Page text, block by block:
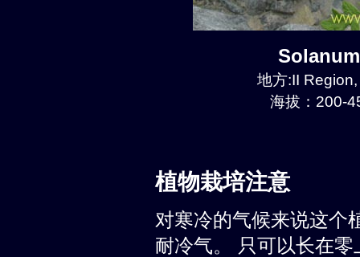
地方:II
海拔：200-
植物栽培注意
对寒冷的气候来说这个
耐冷气。 只可以长在